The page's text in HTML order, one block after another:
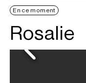
En ce moment
Rosalie